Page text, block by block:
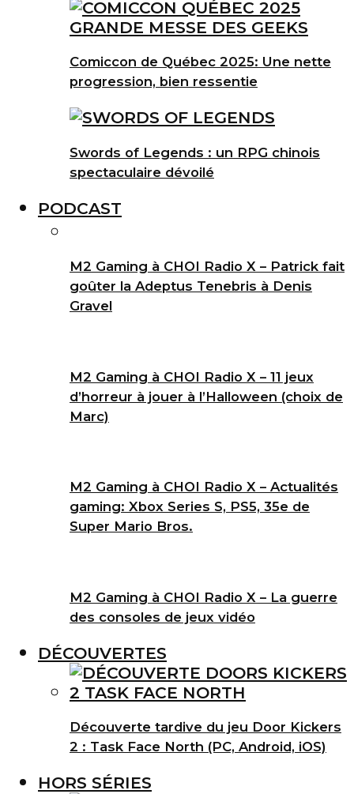
Comiccon de Québec 2025: Une nette
progression, bien ressentie
Swords of Legends : un RPG chinois
spectaculaire dévoilé
PODCAST
M2 Gaming à CHOI Radio X – Patrick fait
goûter la Adeptus Tenebris à Denis
Gravel
M2 Gaming à CHOI Radio X – 11 jeux
d’horreur à jouer à l’Halloween (choix de
Marc)
M2 Gaming à CHOI Radio X – Actualités
gaming: Xbox Series S, PS5, 35e de
Super Mario Bros.
M2 Gaming à CHOI Radio X – La guerre
des consoles de jeux vidéo
DÉCOUVERTES
Découverte tardive du jeu Door Kickers
2 : Task Face North (PC, Android, iOS)
HORS SÉRIES